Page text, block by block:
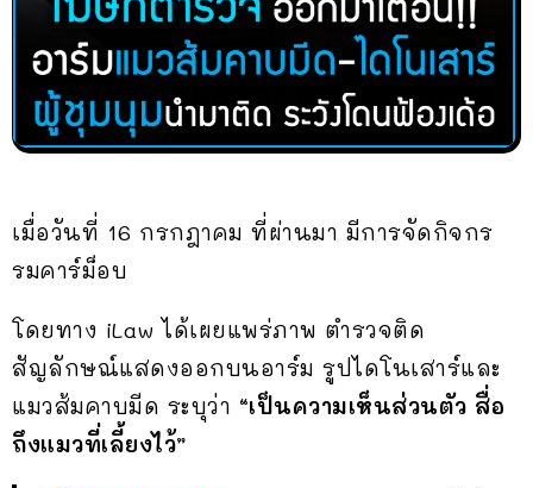
เมื่อวันที่ 16 กรกฎาคม ที่ผ่านมา มีการจัดกิจกร
รมคาร์ม็อบ
โดยทาง iLaw ได้เผยแพร่ภาพ ตำรวจติด
สัญลักษณ์แสดงออกบนอาร์ม รูปไดโนเสาร์และ
แมวส้มคาบมีด ระบุว่า “เป็นความเห็นส่วนตัว สื่อ
ถึงแมวที่เลี้ยงไว้”